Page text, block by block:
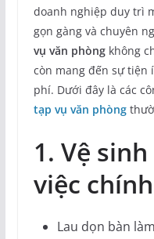
doanh nghiệp duy trì
gọn gàng và chuyên
vụ văn phòngkhông
còn mang đến sự tiện
phí. Dưới đây là các
tạp vụ văn phòng
1. Vệ
việc chính
Lau dọn bàn